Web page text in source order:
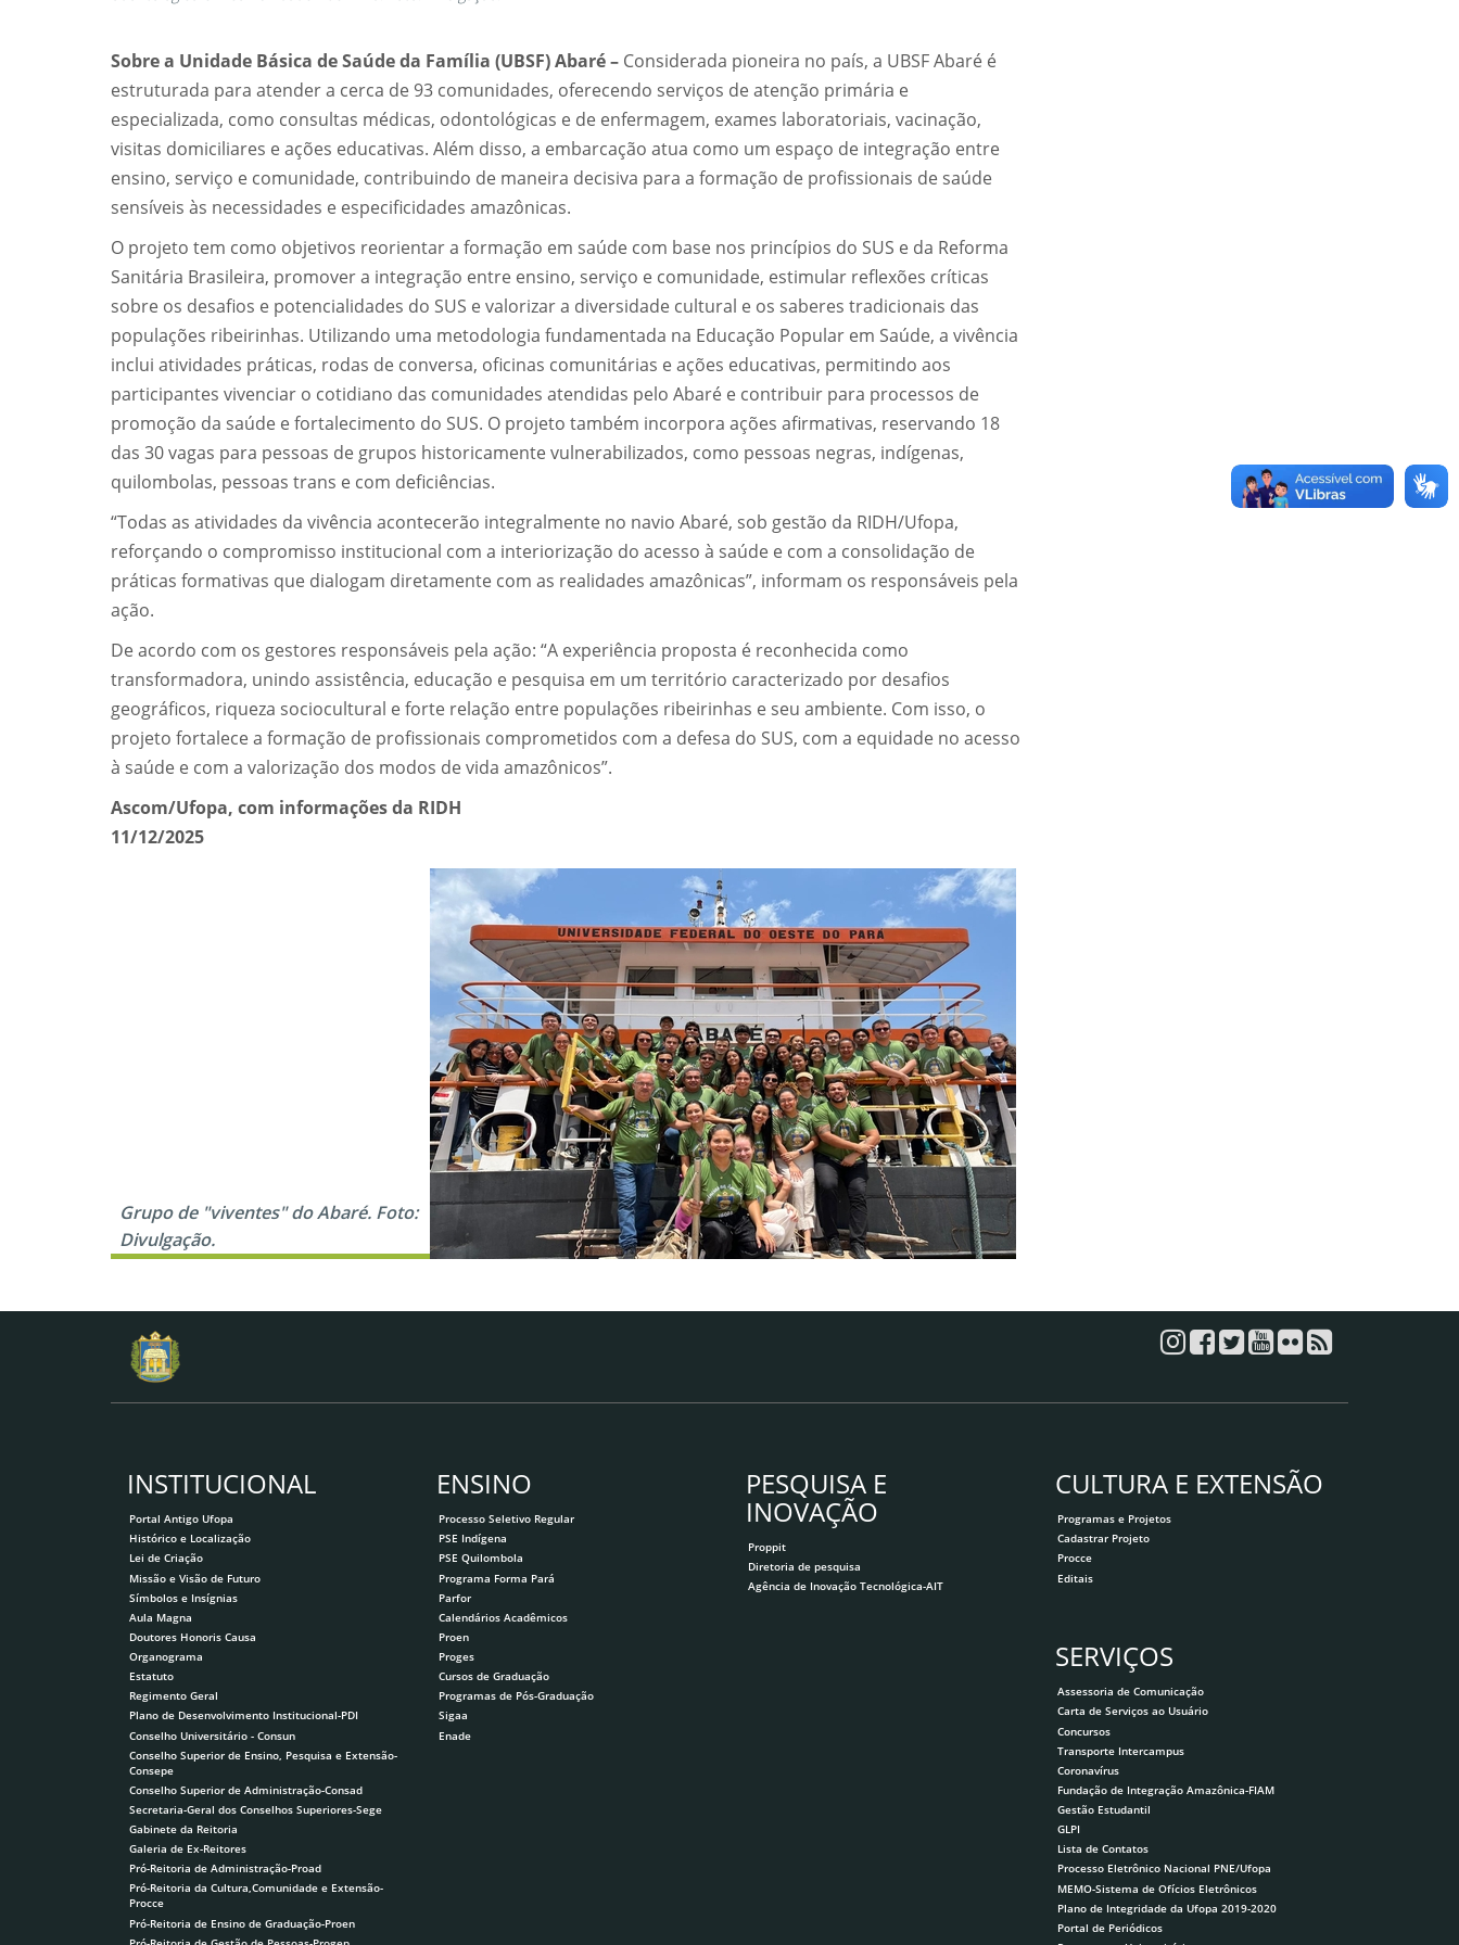
Sobre a Unidade Básica de Saúde da Família (UBSF) Abaré – Considerada pioneira no país, a UBSF Abaré é
estruturada para atender a cerca de 93 comunidades, oferecendo serviços de atenção primária e
especializada, como consultas médicas, odontológicas e de enfermagem, exames laboratoriais, vacinação,
visitas domiciliares e ações educativas. Além disso, a embarcação atua como um espaço de integração entre
ensino, serviço e comunidade, contribuindo de maneira decisiva para a formação de profissionais de saúde
sensíveis às necessidades e especificidades amazônicas.
O projeto tem como objetivos reorientar a formação em saúde com base nos princípios do SUS e da Reforma
Sanitária Brasileira, promover a integração entre ensino, serviço e comunidade, estimular reflexões críticas
sobre os desafios e potencialidades do SUS e valorizar a diversidade cultural e os saberes tradicionais das
populações ribeirinhas. Utilizando uma metodologia fundamentada na Educação Popular em Saúde, a vivência
inclui atividades práticas, rodas de conversa, oficinas comunitárias e ações educativas, permitindo aos
participantes vivenciar o cotidiano das comunidades atendidas pelo Abaré e contribuir para processos de
promoção da saúde e fortalecimento do SUS. O projeto também incorpora ações afirmativas, reservando 18
das 30 vagas para pessoas de grupos historicamente vulnerabilizados, como pessoas negras, indígenas,
quilombolas, pessoas trans e com deficiências.
“Todas as atividades da vivência acontecerão integralmente no navio Abaré, sob gestão da RIDH/Ufopa,
reforçando o compromisso institucional com a interiorização do acesso à saúde e com a consolidação de
práticas formativas que dialogam diretamente com as realidades amazônicas”, informam os responsáveis pela
ação.
De acordo com os gestores responsáveis pela ação: “A experiência proposta é reconhecida como
transformadora, unindo assistência, educação e pesquisa em um território caracterizado por desafios
geográficos, riqueza sociocultural e forte relação entre populações ribeirinhas e seu ambiente. Com isso, o
projeto fortalece a formação de profissionais comprometidos com a defesa do SUS, com a equidade no acesso
à saúde e com a valorização dos modos de vida amazônicos”.
Ascom/Ufopa, com informações da RIDH
11/12/2025
Grupo de "viventes" do Abaré. Foto:
Divulgação.
INSTITUCIONAL
Portal Antigo Ufopa
Histórico e Localização
Lei de Criação
Missão e Visão de Futuro
Símbolos e Insígnias
Aula Magna
Doutores Honoris Causa
Organograma
Estatuto
Regimento Geral
Plano de Desenvolvimento Institucional-PDI
Conselho Universitário - Consun
Conselho Superior de Ensino, Pesquisa e Extensão-
Consepe
Conselho Superior de Administração-Consad
Secretaria-Geral dos Conselhos Superiores-Sege
Gabinete da Reitoria
Galeria de Ex-Reitores
Pró-Reitoria de Administração-Proad
Pró-Reitoria da Cultura,Comunidade e Extensão-
Procce
Pró-Reitoria de Ensino de Graduação-Proen
ENSINO
Processo Seletivo Regular
PSE Indígena
PSE Quilombola
Programa Forma Pará
Parfor
Calendários Acadêmicos
Proen
Proges
Cursos de Graduação
Programas de Pós-Graduação
Sigaa
Enade
PESQUISA E
INOVAÇÃO
Proppit
Diretoria de pesquisa
Agência de Inovação Tecnológica-AIT
CULTURA E EXTENSÃO
Programas e Projetos
Cadastrar Projeto
Procce
Editais
SERVIÇOS
Assessoria de Comunicação
Carta de Serviços ao Usuário
Concursos
Transporte Intercampus
Coronavírus
Fundação de Integração Amazônica-FIAM
Gestão Estudantil
GLPI
Lista de Contatos
Processo Eletrônico Nacional PNE/Ufopa
MEMO-Sistema de Ofícios Eletrônicos
Plano de Integridade da Ufopa 2019-2020
Portal de Periódicos